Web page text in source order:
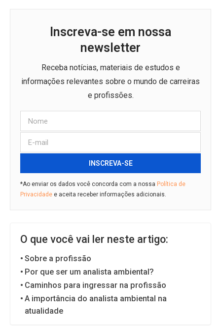
Inscreva-se em nossa
newsletter
Receba notícias, materiais de estudos e
informações relevantes sobre o mundo de carreiras
e profissões.
INSCREVA-SE
*Ao enviar os dados você concorda com a nossa Política de
Privacidade e aceita receber informações adicionais.
O que você vai ler neste artigo:
Sobre a profissão
Por que ser um analista ambiental?
Caminhos para ingressar na profissão
A importância do analista ambiental na
atualidade